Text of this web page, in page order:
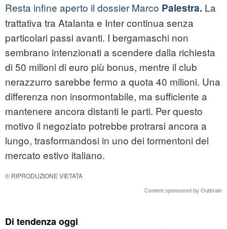
Resta infine aperto il dossier Marco Palestra. La
trattativa tra Atalanta e Inter continua senza
particolari passi avanti. I bergamaschi non
sembrano intenzionati a scendere dalla richiesta
di 50 milioni di euro più bonus, mentre il club
nerazzurro sarebbe fermo a quota 40 milioni. Una
differenza non insormontabile, ma sufficiente a
mantenere ancora distanti le parti. Per questo
motivo il negoziato potrebbe protrarsi ancora a
lungo, trasformandosi in uno dei tormentoni del
mercato estivo italiano.
© RIPRODUZIONE VIETATA
Content sponsored by Outbrain
Di tendenza oggi